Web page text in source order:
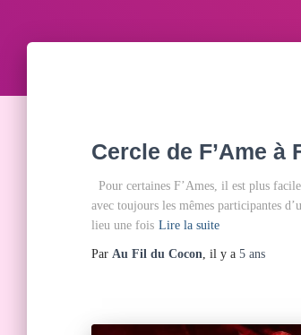
Cercle de F’Ame à
Pour certaines F’Ames, il est plus
avec toujours les mêmes participantes
lieu une fois Lire la suite
Par Au Fil du Cocon, il y a 5 ans